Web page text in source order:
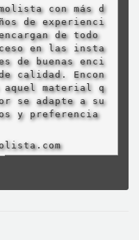
con más d
de experienci
de todo
en las insta
de buenas enci
calidad. Encon
aquel material q
se adapte a su
y preferencia